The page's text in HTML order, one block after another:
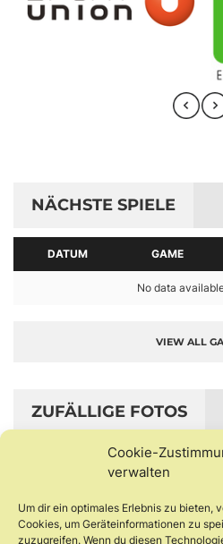
Cookie-
verwalten
Um dir ein optimales Erlebnis zu bieten,
Cookies, um Geräteinformationen zu
zuzugreifen. Wenn du diesen
NÄCHSTE SPIELE
DATUM GAME
No data
VIEW ALL
ZUFÄLLIGE FOTOS